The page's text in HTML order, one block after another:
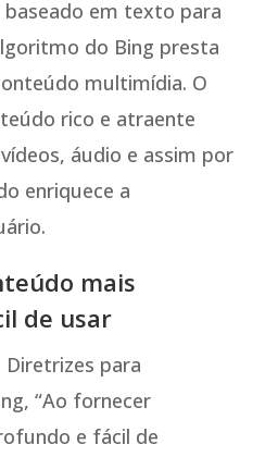
em texto para
do Bing presta
multimídia. O
rico e atraente
áudio e assim por
enriquece a
mais
de usar
Diretrizes para
“Ao fornecer
e fácil de